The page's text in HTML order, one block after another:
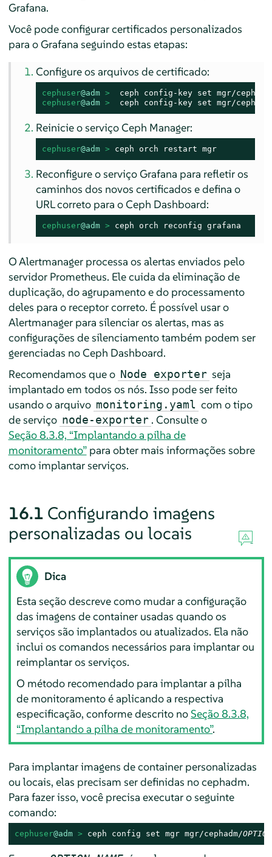
Grafana.
Você pode configurar certificados personalizados
para o Grafana seguindo estas etapas:
Configure os arquivos de certificado:
cephuser@adm >
cephuser@adm > ceph config-key set mgr/
Reinicie o serviço Ceph Manager:
cephuser@adm > ceph orch restart mgr
Reconfigure o serviço Grafana para refletir os
caminhos dos novos certificados e defina o
URL correto para o Ceph Dashboard:
cephuser@adm > ceph orch reconfig grafana
O Alertmanager processa os alertas enviados pelo
servidor Prometheus. Ele cuida da eliminação de
duplicação, do agrupamento e do processamento
deles para o receptor correto. É possível usar o
Alertmanager para silenciar os alertas, mas as
configurações de silenciamento também podem ser
gerenciadas no Ceph Dashboard.
Recomendamos que o Node exporter seja
implantado em todos os nós. Isso pode ser feito
usando o arquivo monitoring.yaml com o tipo
de serviço node-exporter . Consulte o
Seção 8.3.8, “Implantando a pilha de
monitoramento”para obter mais informações sobre
como implantar serviços.
16.1 Configurando imagens
personalizadas ou locais
Dica
Esta seção descreve como mudar a configuração
das imagens de container usadas quando os
serviços são implantados ou atualizados. Ela não
inclui os comandos necessários para implantar ou
reimplantar os serviços.
O método recomendado para implantar a pilha
de monitoramento é aplicando a respectiva
especificação, conforme descrito noSeção 8.3.8,
“Implantando a pilha de monitoramento”.
Para implantar imagens de container personalizadas
ou locais, elas precisam ser definidas no cephadm.
Para fazer isso, você precisa executar o seguinte
comando:
cephuser@adm > ceph config set mgr mgr/cephadm/